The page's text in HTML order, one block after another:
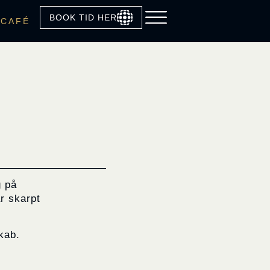
CAFÉ BOOK TID HER
på
skarpt